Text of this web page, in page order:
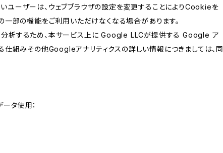
ーザーは、ウェブブラウザの設定を変更することによりCookieを
一部の機能をご利用いただけなくなる場合があります。
・分析するため、本サービス上に Google LLCが提供する Google ア
仕組みその他Googleアナリティクスの詳しい情報につきましては、同
タ使用：